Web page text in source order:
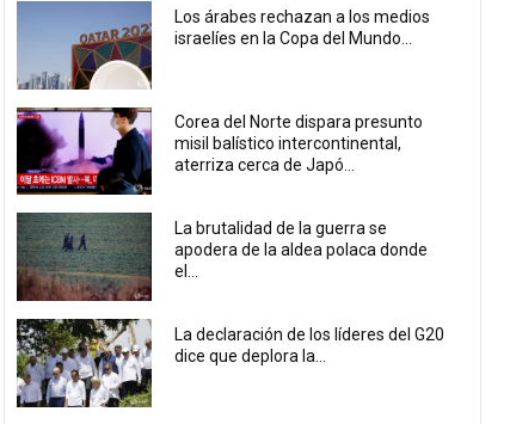
Los árabes rechazan a los medios
israelíes en la Copa del Mundo...
Corea del Norte dispara presunto
misil balístico intercontinental,
aterriza cerca de Japó...
La brutalidad de la guerra se
apodera de la aldea polaca donde
el...
La declaración de los líderes del G20
dice que deplora la...